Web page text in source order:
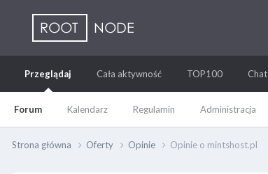
Przeglądaj
Forum Kalendarz Regulamin Administracja
Cała aktywność TOP100 Chat
Strona główna Oferty Opinie Opinie o mintshost.pl